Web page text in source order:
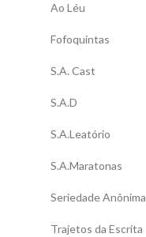
Ao Léu
Fofoquintas
S.A. Cast
S.A.D
S.A.Leatório
S.A.Maratonas
Seriedade Anônima
Trajetos da Escrita